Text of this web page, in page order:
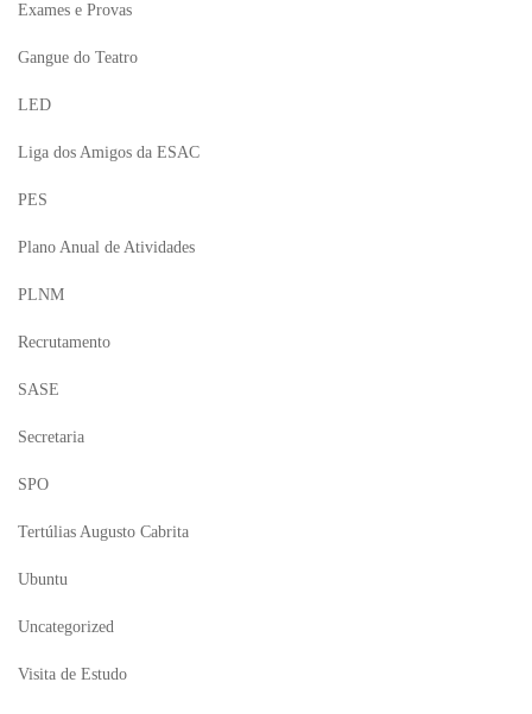
Exames e Provas
Gangue do Teatro
LED
Liga dos Amigos da ESAC
PES
Plano Anual de Atividades
PLNM
Recrutamento
SASE
Secretaria
SPO
Tertúlias Augusto Cabrita
Ubuntu
Uncategorized
Visita de Estudo